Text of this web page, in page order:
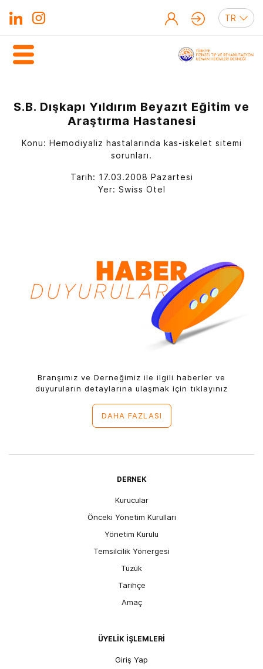
S.B. Dışkapı Yıldırım Beyazıt Eğitim ve
Araştırma Hastanesi
Konu: Hemodiyaliz hastalarında kas-iskelet sitemi
sorunları.
Tarih: 17.03.2008 Pazartesi
Yer: Swiss Otel
Branşımız ve Derneğimiz ile ilgili haberler ve
duyuruların detaylarına ulaşmak için tıklayınız
DAHA FAZLASI
DERNEK
Kurucular
Önceki Yönetim Kurulları
Yönetim Kurulu
Temsilcilik Yönergesi
Tüzük
Tarihçe
Amaç
ÜYELİK İŞLEMLERİ
Giriş Yap